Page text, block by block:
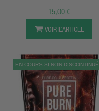
Vert Nature - 100g
15,00 €
VOIR L’ARTICLE
EN COURS SI NON DISCONTINUÉ